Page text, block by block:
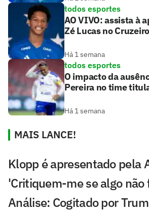
todos esportes
AO VIVO: assista à
Zé Lucas no Cruzeiro
Há 1 semana
todos esportes
O impacto da
Pereira no time
Há 1 semana
MAIS LANCE!
Klopp é apresentado pela
'Critiquem-me se algo
Análise: Cogitado por